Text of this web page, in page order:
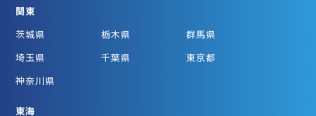
関東
茨城県
栃木県
群馬県
埼玉県
千葉県
東京都
神奈川県
東海